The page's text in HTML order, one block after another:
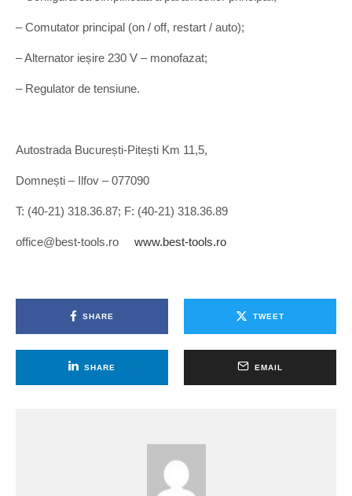
– Comutator principal (on / off, restart / auto);
– Alternator ieșire 230 V – monofazat;
– Regulator de tensiune.
Autostrada București-Pitești Km 11,5,
Domnești – Ilfov – 077090
T: (40-21) 318.36.87; F: (40-21) 318.36.89
office@best-tools.ro www.best-tools.ro
SHARE TWEET
SHARE EMAIL